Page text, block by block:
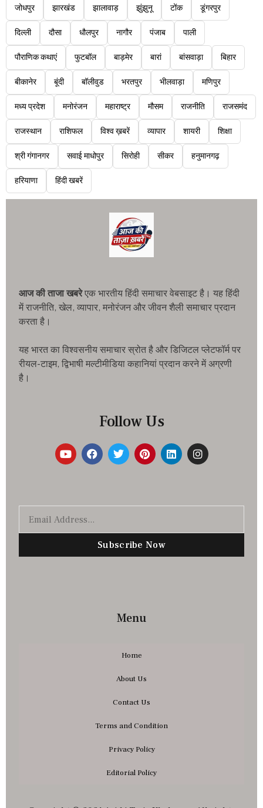
जोधपुर झारखंड झालावाड़ झुंझुनू टोंक डूंगरपुर
दिल्ली दौसा धौलपुर नागौर पंजाब पाली
पौराणिक कथाएं फुटबॉल बाड़मेर बारां बांसवाड़ा बिहार
बीकानेर बूंदी बॉलीवुड भरतपुर भीलवाड़ा मणिपुर
मध्य प्रदेश मनोरंजन महाराष्ट्र मौसम राजनीति राजसमंद
राजस्थान राशिफल विश्व ख़बरें व्यापार शायरी शिक्षा
श्री गंगानगर सवाई माधोपुर सिरोही सीकर हनुमानगढ़
हरियाणा हिंदी खबरें
आज की ताजा खबरेएक भारतीय हिंदी समाचार वेबसाइट है। यह हिंदी
में राजनीति, खेल, व्यापार, मनोरंजन और जीवन शैली समाचार प्रदान
करता है।
यह भारत का विश्वसनीय समाचार स्रोत है और डिजिटल प्लेटफॉर्म पर
रीयल-टाइम, द्विभाषी मल्टीमीडिया कहानियां प्रदान करने में अग्रणी
है।
Follow Us
Subscribe Now
Menu
Home
About Us
Contact Us
Terms and Condition
Privacy Policy
Editorial Policy